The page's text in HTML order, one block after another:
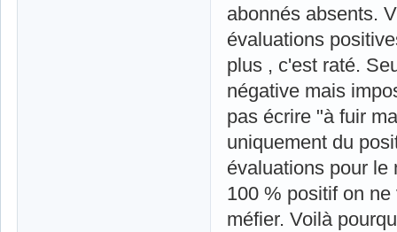
abonnés absents.
évaluations
plus , c'est raté.
négative mais
pas écrire "à fuir
uniquement du
évaluations pour le
100 % positif on
méfier. Voilà